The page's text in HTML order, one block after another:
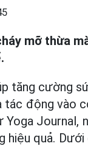
mỡ thừa
tăng cường
động vào
Journal,
quả.